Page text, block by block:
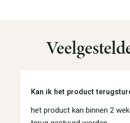
Kan ik het product
het product kan binnen 2